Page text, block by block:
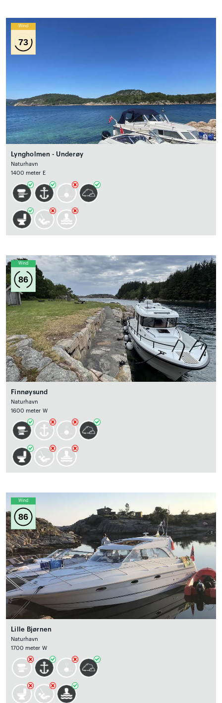
Wind
73
Lyngholmen - Underøy
Naturhavn
1400 meter E
Wind
86
Finnøysund
Naturhavn
1600 meter W
Wind
86
Lille Bjørnen
Naturhavn
1700 meter W